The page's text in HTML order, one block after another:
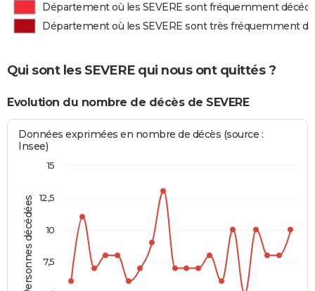
Département où les SEVERE sont fréquemment
Département où les SEVERE sont très fréquemment
Qui sont les SEVERE qui nous ont quittés ?
Evolution du nombre de décès de SEVERE
Personnes décédées
Données exprimées en nombre de décès (source :
Insee)
7,5
10
12,5
15